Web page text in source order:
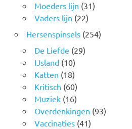
Moeders lijn (31)
Vaders lijn (22)
Hersenspinsels(254)
De Liefde (29)
IJsland(10)
Katten (18)
Kritisch (60)
Muziek(16)
Overdenkingen (93)
Vaccinaties(41)